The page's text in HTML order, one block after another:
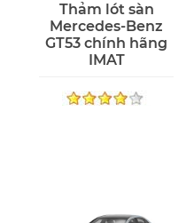
Thảm lót sàn
Mercedes-Benz
GT53 chính hãng
IMAT